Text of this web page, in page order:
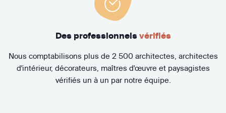
Des professionnels vérifiés
Nous comptabilisons plus de 2 500 architectes, architectes
d'intérieur, décorateurs, maîtres d'œuvre et paysagistes
vérifiés un à un par notre équipe.